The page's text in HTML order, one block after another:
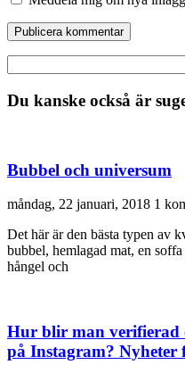
Du kanske också är
Bubbel och universum
måndag, 22 januari, 2018 1
Det här är den bästa typen av
bubbel, hemlagad mat, en
hångel och
Hur blir man verifierad
på Instagram? Nyheter